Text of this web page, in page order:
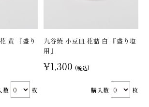
黄 『盛り
数 枚
九谷焼 小豆皿 花詰 白 『盛り塩
用』
¥1,300 (税込)
購入数 枚